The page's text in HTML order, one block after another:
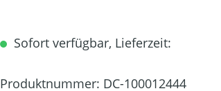
Sofort verfügbar, Lieferzeit:
Produktnummer: DC-100012444